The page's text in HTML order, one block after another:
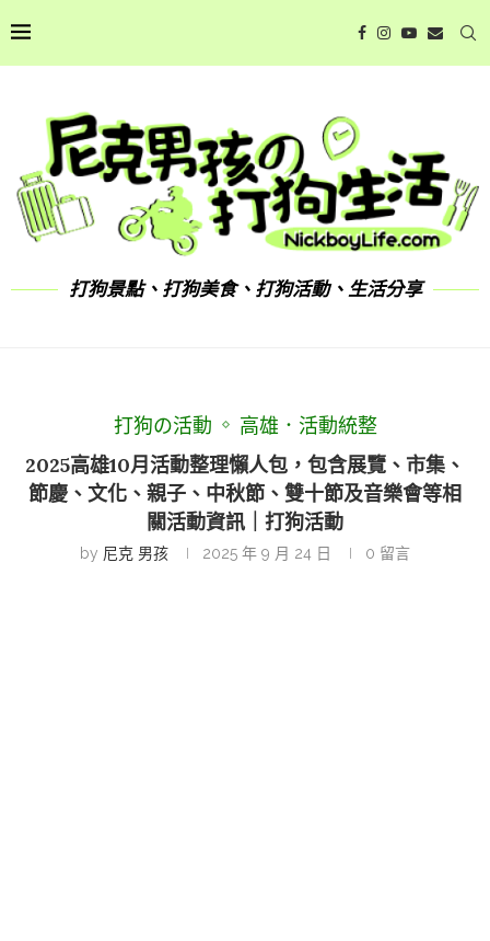
打狗景點、打狗美食、打狗活動、生活分享
打狗の活動 高雄．活動統整
2025高雄10月活動整理懶人包，包含展覽、市集、
節慶、文化、親子、中秋節、雙十節及音樂會等相
關活動資訊｜打狗活動
by 尼克 男孩 2025 年 9 月 24 日 0 留言